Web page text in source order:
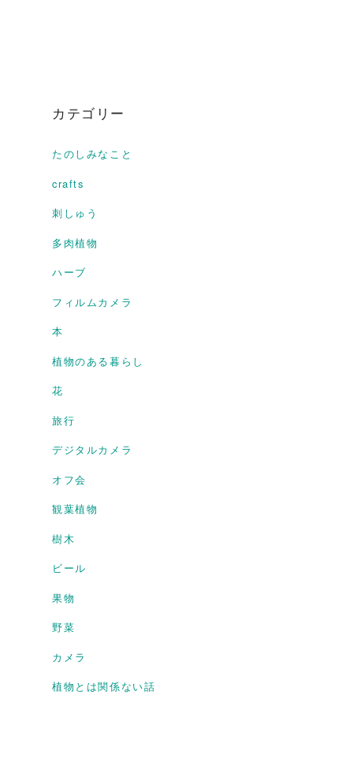
カテゴリー
たのしみなこと
crafts
刺しゅう
多肉植物
ハーブ
フィルムカメラ
本
植物のある暮らし
花
旅行
デジタルカメラ
オフ会
観葉植物
樹木
ビール
果物
野菜
カメラ
植物とは関係ない話